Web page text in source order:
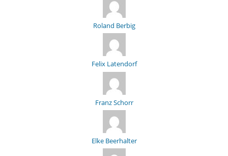
Roland Berbig
Felix Latendorf
Franz Schorr
Elke Beerhalter